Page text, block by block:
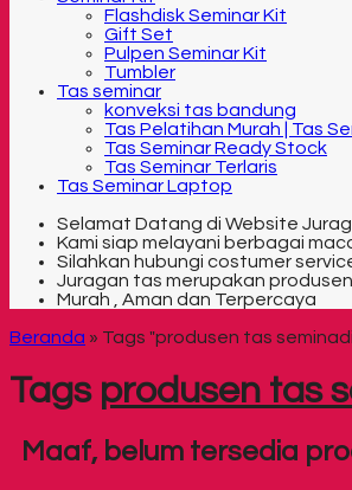
Flashdisk Seminar Kit
Gift Set
Pulpen Seminar Kit
Tumbler
Tas seminar
konveksi tas bandung
Tas Pelatihan Murah | Tas
Tas Seminar Ready Stock
Tas Seminar Terlaris
Tas Seminar Laptop
Selamat Datang di Website
Kami siap melayani berbagai
Silahkan hubungi costumer
Juragan tas merupakan
Murah , Aman dan Terpercaya
Beranda » Tags "produsen tas
Tags produsen tas
Maaf, belum tersedia